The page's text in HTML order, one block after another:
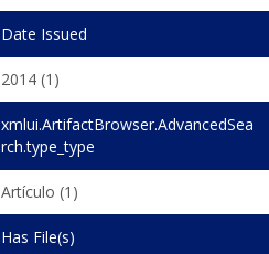
Date Issued
2014 (1)
xmlui.ArtifactBrowser.AdvancedSea
rch.type_type
Artículo (1)
Has File(s)